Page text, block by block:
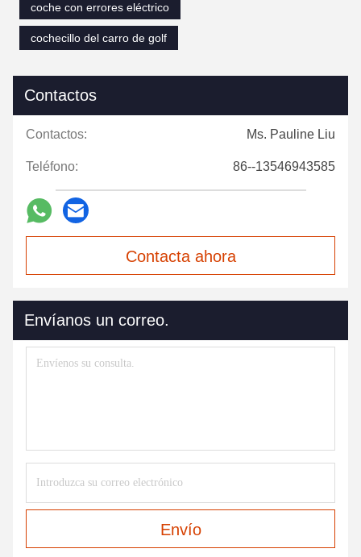
coche con errores eléctrico
cochecillo del carro de golf
Contactos
Contactos: Ms. Pauline Liu
Teléfono: 86--13546943585
Contacta ahora
Envíanos un correo.
Envío